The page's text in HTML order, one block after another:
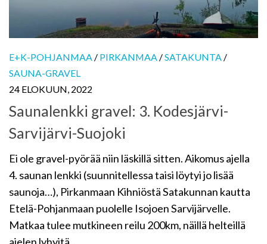
E+K-POHJANMAA / PIRKANMAA /SATAKUNTA /
SAUNA-GRAVEL
24 ELOKUUN, 2022
Saunalenkki gravel: 3. Kodesjärvi-
Sarvijärvi-Suojoki
Ei ole gravel-pyörää niin läskillä sitten. Aikomus ajella
4. saunan lenkki (suunnitellessa taisi löytyi jo lisää
saunoja…), Pirkanmaan Kihniöstä Satakunnan kautta
Etelä-Pohjanmaan puolelle Isojoen Sarvijärvelle.
Matkaa tulee mutkineen reilu 200km, näillä helteillä